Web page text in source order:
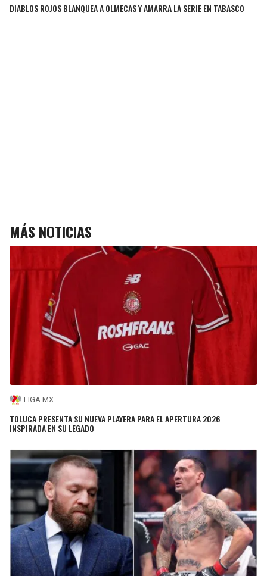
DIABLOS ROJOS BLANQUEA A OLMECAS Y AMARRA LA SERIE EN TABASCO
MÁS NOTICIAS
LIGA MX
TOLUCA PRESENTA SU NUEVA PLAYERA PARA EL APERTURA 2026
INSPIRADA EN SU LEGADO